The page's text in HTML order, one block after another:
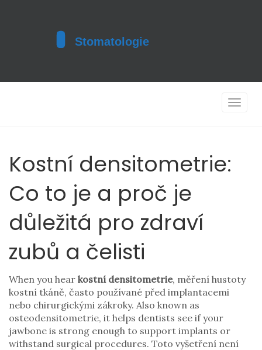
Toggle
Kostní densitometrie:
Co to je a proč je
důležitá pro zdraví
zubů a čelisti
When you hear kostní densitometrie, měření hustoty
kostní tkáně, často používané před implantacemi
nebo chirurgickými zákroky. Also known as
osteodensitometrie, it helps dentists see if your
jawbone is strong enough to support implants or
withstand surgical procedures. Toto vyšetření není